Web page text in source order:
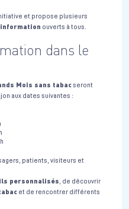
et propose plusieurs
ouverts à tous.
dans le
Mois sans tabacseront
aux dates suivantes :
patients, visiteurs et
personnalisés , de découvrir
et de rencontrer différents